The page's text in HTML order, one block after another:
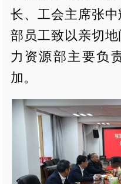
长、工会主席张
部员工致以亲切
力资源部主要负
加。